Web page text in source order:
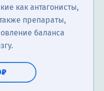
как антагонисты,
препараты,
баланса